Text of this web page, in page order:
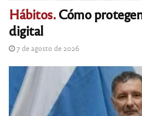
Hábitos.Cómo
digital
7 de agosto de 2026